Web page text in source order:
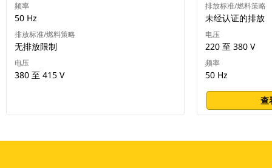
频率
50 Hz
排放标准/燃料策略
无排放限制
电压
380 至 415 V
排放标准/燃料策略
未经认证的排放
电压
220 至 380 V
频率
50 Hz
查